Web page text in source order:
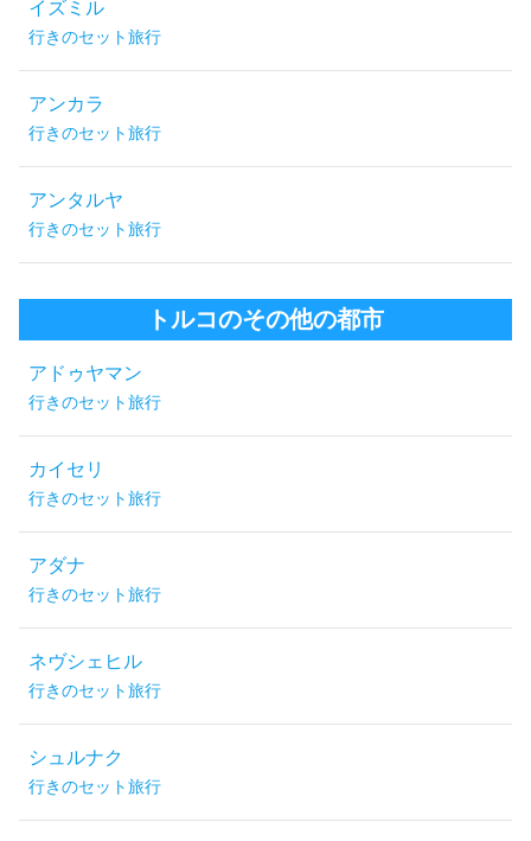
イズミル
行きのセット旅行
アンカラ
行きのセット旅行
アンタルヤ
行きのセット旅行
トルコのその他の都市
アドゥヤマン
行きのセット旅行
カイセリ
行きのセット旅行
アダナ
行きのセット旅行
ネヴシェヒル
行きのセット旅行
シュルナク
行きのセット旅行